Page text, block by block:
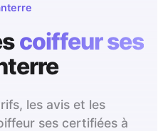
coiffeur ses
les avis et les
ses certifiées à